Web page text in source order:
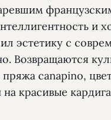
и
эстетику с
Возвращаются
пряжа canapino,
на красивые